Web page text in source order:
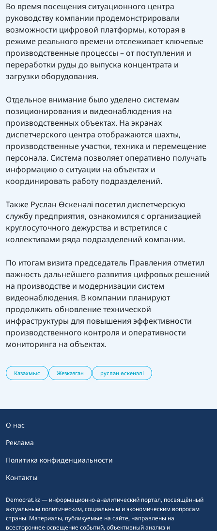
Во время посещения ситуационного центра
руководству компании продемонстрировали
возможности цифровой платформы, которая в
режиме реального времени отслеживает ключевые
производственные процессы – от поступления и
переработки руды до выпуска концентрата и
загрузки оборудования.
Отдельное внимание было уделено системам
позиционирования и видеонаблюдения на
производственных объектах. На экранах
диспетчерского центра отображаются шахты,
производственные участки, техника и перемещение
персонала. Система позволяет оперативно получать
информацию о ситуации на объектах и
координировать работу подразделений.
Также Руслан Өскенәлі посетил диспетчерскую
службу предприятия, ознакомился с организацией
круглосуточного дежурства и встретился с
коллективами ряда подразделений компании.
По итогам визита председатель Правления отметил
важность дальнейшего развития цифровых решений
на производстве и модернизации систем
видеонаблюдения. В компании планируют
продолжить обновление технической
инфраструктуры для повышения эффективности
производственного контроля и оперативности
мониторинга на объектах.
Казахмыс Жезказган руслан өскенәлі
Democrat.kz — информационно-аналитический портал, посвящённый
актуальным политическим, социальным и экономическим вопросам
страны. Материалы, публикуемые на сайте, направлены на
всестороннее освещение событий, объективный анализ и
О нас
Реклама
Политика конфиденциальности
Контакты